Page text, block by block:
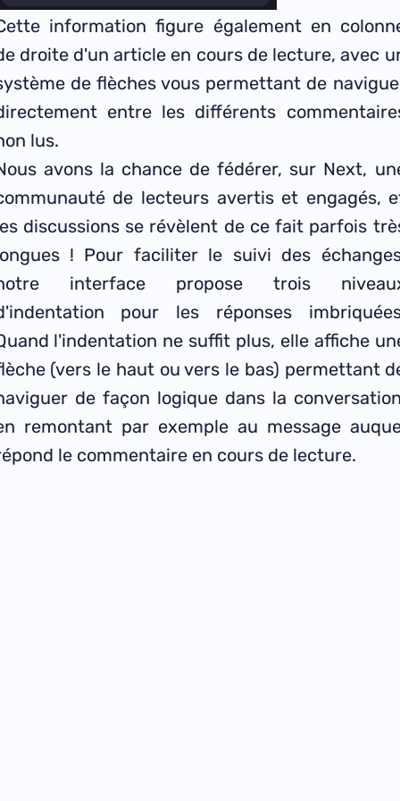
information figure également en
droite d'un article en cours de lecture, avec
de flèches vous permettant de
entre les différents
lus.
avons la chance de fédérer, sur Next,
de lecteurs avertis et engagés,
discussions se révèlent de ce fait parfois
! Pour faciliter le suivi des
interface propose trois
pour les réponses
l'indentation ne suffit plus, elle affiche
(vers le haut ou vers le bas) permettant
de façon logique dans la
remontant par exemple au message
le commentaire en cours de lecture.